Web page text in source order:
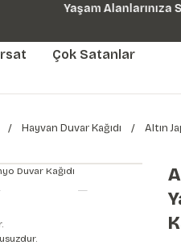
Yaşam Alanlarınıza
Çok Satanlar
Hayvan Duvar Kağıdı Altın